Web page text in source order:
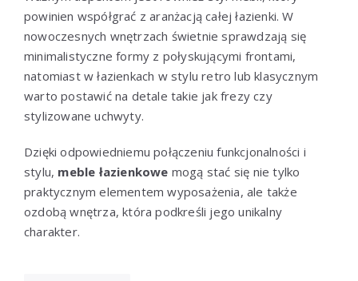
powinien współgrać z aranżacją całej łazienki. W
nowoczesnych wnętrzach świetnie sprawdzają się
minimalistyczne formy z połyskującymi frontami,
natomiast w łazienkach w stylu retro lub klasycznym
warto postawić na detale takie jak frezy czy
stylizowane uchwyty.
Dzięki odpowiedniemu połączeniu funkcjonalności i
stylu, meble łazienkowe mogą stać się nie tylko
praktycznym elementem wyposażenia, ale także
ozdobą wnętrza, która podkreśli jego unikalny
charakter.